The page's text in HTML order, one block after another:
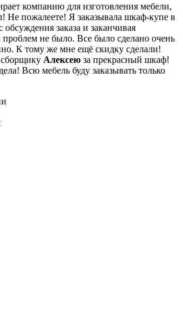
компанию для изготовления мебели,
Не пожалеете! Я заказывала шкаф-купе в
заказа и заканчивая
не было. Все было сделано очень
К тому же мне ещё скидку сделали!
Алексею за прекрасный шкаф!
Всю мебель буду заказывать только